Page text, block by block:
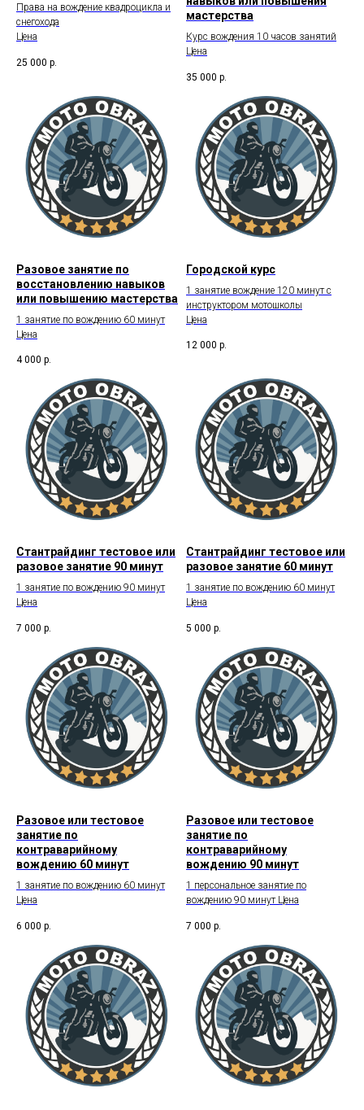
Права на вождение квадроцикла и
снегохода
Цена
25 000 р.
мастерства
Курс вождения 10 часов занятий
Цена
35 000 р.
Разовое занятие по
восстановлению навыков
или повышению мастерства
1 занятие по вождению 60 минут
Цена
4 000 р.
Городской курс
1 занятие вождение 120 минут с
инструктором мотошколы
Цена
12 000 р.
Стантрайдинг тестовое или
разовое занятие 90 минут
1 занятие по вождению 90 минут
Цена
7 000 р.
Стантрайдинг тестовое или
разовое занятие 60 минут
1 занятие по вождению 60 минут
Цена
5 000 р.
Разовое или тестовое
занятие по
контраварийному
вождению 60 минут
1 занятие по вождению 60 минут
Цена
6 000 р.
Разовое или тестовое
занятие по
контраварийному
вождению 90 минут
1 персональное занятие по
вождению 90 минут Цена
7 000 р.